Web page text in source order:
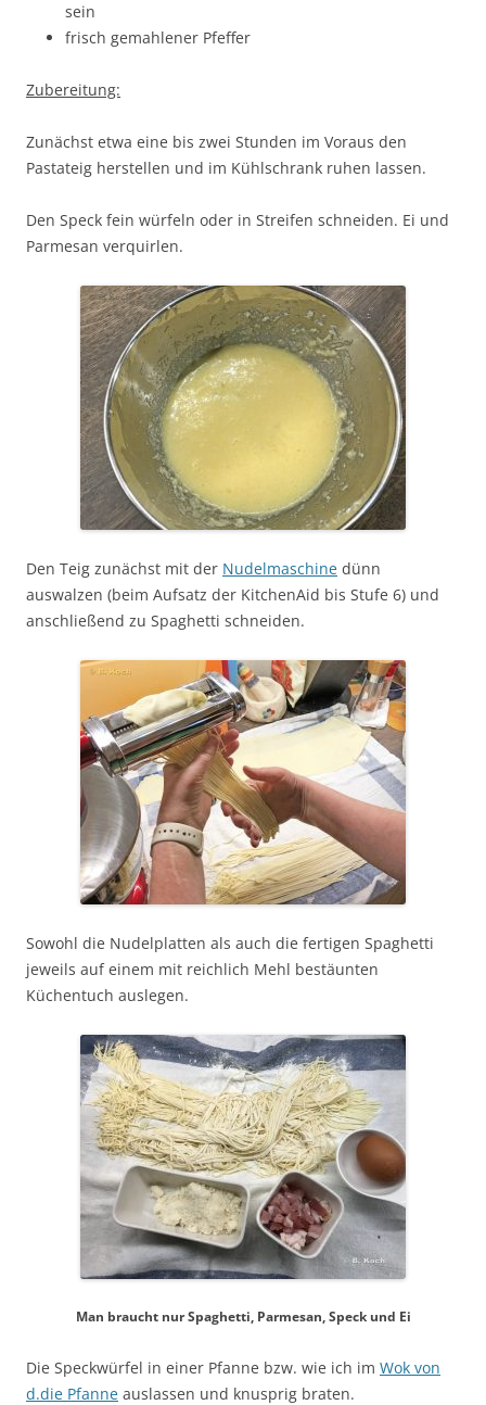
sein
frisch gemahlener Pfeffer
Zubereitung:
Zunächst etwa eine bis zwei Stunden im Voraus den
Pastateig herstellen und im Kühlschrank ruhen lassen.
Den Speck fein würfeln oder in Streifen schneiden. Ei und
Parmesan verquirlen.
Den Teig zunächst mit der Nudelmaschine dünn
auswalzen (beim Aufsatz der KitchenAid bis Stufe 6) und
anschließend zu Spaghetti schneiden.
Sowohl die Nudelplatten als auch die fertigen Spaghetti
jeweils auf einem mit reichlich Mehl bestäunten
Küchentuch auslegen.
Man braucht nur Spaghetti, Parmesan, Speck und Ei
Die Speckwürfel in einer Pfanne bzw. wie ich im Wok von
d.die Pfanne auslassen und knusprig braten.